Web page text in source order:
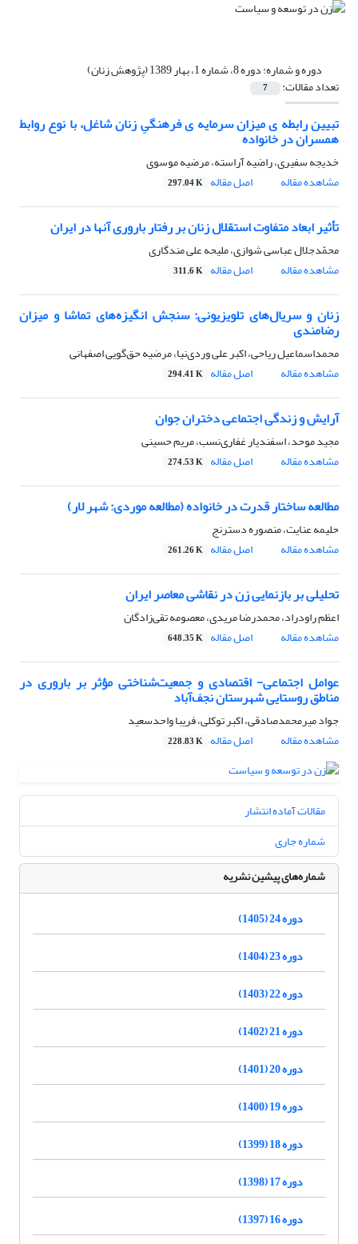
دوره و شماره:دوره 8، شماره 1، بهار 1389 (پژوهش زنان)
تعداد مقالات: 7
تبیین رابطه ی میزان سرمایه ی فرهنگیِ زنان شاغل، با نوع روابط
همسران در خانواده
خدیجه سفیری، راضیه آراسته، مرضیه موسوی
مشاهده مقاله
اصل مقاله 297.04 K
تأثیر ابعاد متفاوت استقلال زنان بر رفتار باروری آنها در ایران
محمّدجلال عباسی شوازی، ملیحه علی مندگاری
مشاهده مقاله
اصل مقاله 311.6 K
زنان و سریال‌های تلویزیونی: سنجش انگیزه‌های تماشا و میزان
رضامندی
محمداسماعیل ریاحی، اکبر علی وردی‌نیا، مرضیه حق‌گویی اصفهانی
مشاهده مقاله
اصل مقاله 294.41 K
آرایش و زندگی اجتماعی دختران جوان
مجید موحد، اسفندیار غفاری‌نسب، مریم حسینی
مشاهده مقاله
اصل مقاله 274.53 K
مطالعه ساختار قدرت در خانواده (مطالعه موردی: شهر لار)
حلیمه عنایت، منصوره دسترنج
مشاهده مقاله
اصل مقاله 261.26 K
تحلیلی بر بازنمایی زن در نقاشی معاصر ایران
اعظم راودراد، محمدرضا مریدی، معصومه تقی‌زادگان
مشاهده مقاله
اصل مقاله 648.35 K
عوامل اجتماعی- اقتصادی و جمعیت‌شناختی مؤثر بر باروری در
مناطق روستایی شهرستان نجف‌آباد
جواد میرمحمدصادقی، اکبر توکلی، فریبا واحدسعید
مشاهده مقاله
اصل مقاله 228.83 K
مقالات آماده انتشار
شماره جاری
شماره‌های پیشین نشریه
دوره 24 (1405)
دوره 23 (1404)
دوره 22 (1403)
دوره 21 (1402)
دوره 20 (1401)
دوره 19 (1400)
دوره 18 (1399)
دوره 17 (1398)
دوره 16 (1397)